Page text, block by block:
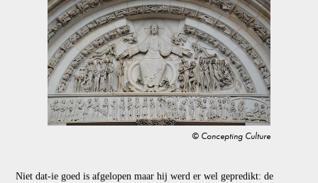
© Concepting Culture
Niet dat-ie goed is afgelopen maar hij werd er wel gepredikt: de